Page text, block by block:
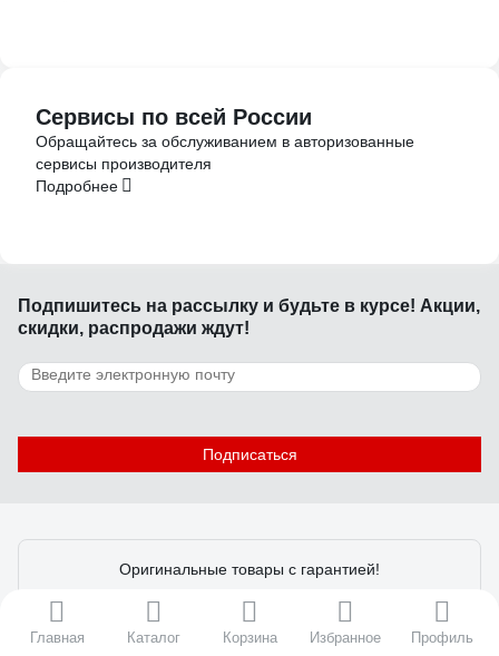
Главная Каталог Корзина Избранное Профиль
Сервисы по всей России
Обращайтесь за обслуживанием в авторизованные
сервисы производителя
Подробнее
Подпишитесь на рассылку и будьте в курсе! Акции,
скидки, распродажи ждут!
Подписаться
Оригинальные товары с гарантией!
Установите мобильное приложение, чтобы информация
по заказам всегда была под рукой